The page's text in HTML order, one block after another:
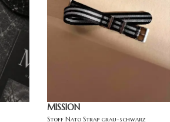
MISSION
Stoff Nato Strap grau-schwarz